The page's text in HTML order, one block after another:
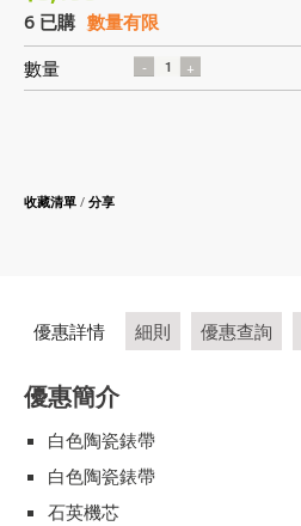
6 已購 數量有限
數量
收藏清單 / 分享
優惠詳情 細則 優惠查詢
優惠簡介
白色陶瓷錶帶
白色陶瓷錶帶
石英機芯